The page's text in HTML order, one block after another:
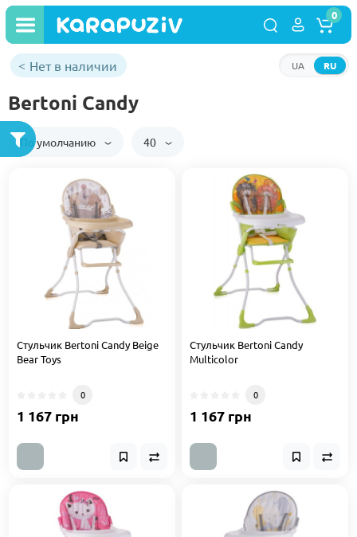
RU
UA
0
Нет в наличии
Bertoni Candy
По умолчанию 40
Стульчик Bertoni Candy Beige
Bear Toys
0
1 167 грн
Стульчик Bertoni Candy
Multicolor
0
1 167 грн